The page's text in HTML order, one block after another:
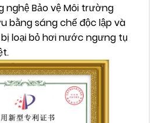
nghệ Bảo vệ Môi trường
bằng sáng chế độc lập và
loại bỏ hơi nước ngưng tụ